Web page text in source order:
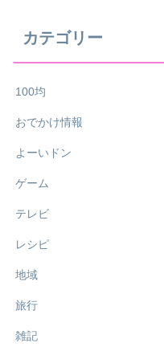
カテゴリー
100均
おでかけ情報
よーいドン
ゲーム
テレビ
レシピ
地域
旅行
雑記